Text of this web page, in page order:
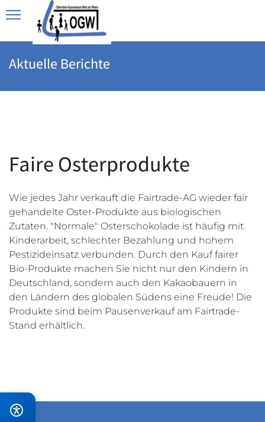
Aktuelle Berichte
Faire Osterprodukte
Wie jedes Jahr verkauft die Fairtrade-AG wieder fair
gehandelte Oster-Produkte aus biologischen
Zutaten. "Normale" Osterschokolade ist häufig mit
Kinderarbeit, schlechter Bezahlung und hohem
Pestizideinsatz verbunden. Durch den Kauf fairer
Bio-Produkte machen Sie nicht nur den Kindern in
Deutschland, sondern auch den Kakaobauern in
den Ländern des globalen Südens eine Freude! Die
Produkte sind beim Pausenverkauf am Fairtrade-
Stand erhältlich.